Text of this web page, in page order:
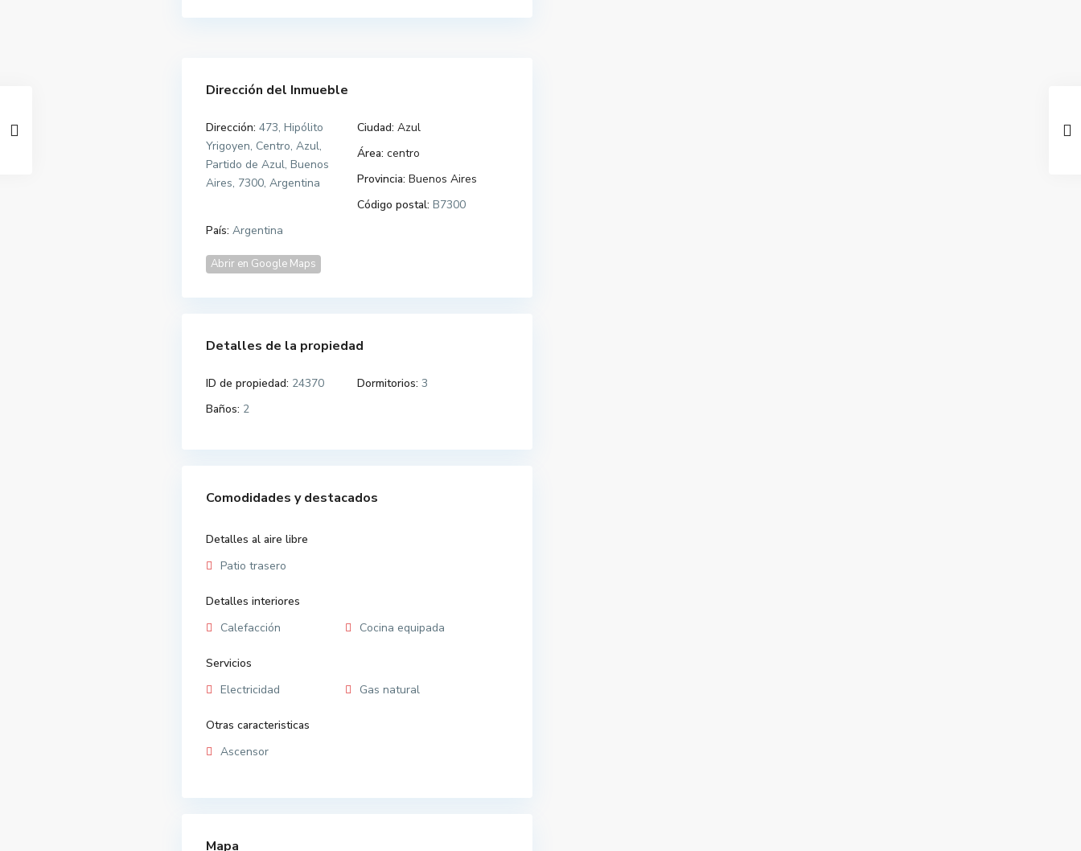
Dirección del Inmueble
Dirección: 473, Hipólito
Yrigoyen, Centro, Azul,
Partido de Azul, Buenos
Aires, 7300, Argentina
Ciudad: Azul
Área: centro
Provincia: Buenos Aires
Código postal: B7300
País: Argentina
Abrir en Google Maps
Detalles de la propiedad
ID de propiedad: 24370 Dormitorios: 3
Baños: 2
Comodidades y destacados
Detalles al aire libre
Patio trasero
Detalles interiores
Calefacción
Cocina equipada
Servicios
Electricidad
Gas natural
Otras caracteristicas
Ascensor
Mapa